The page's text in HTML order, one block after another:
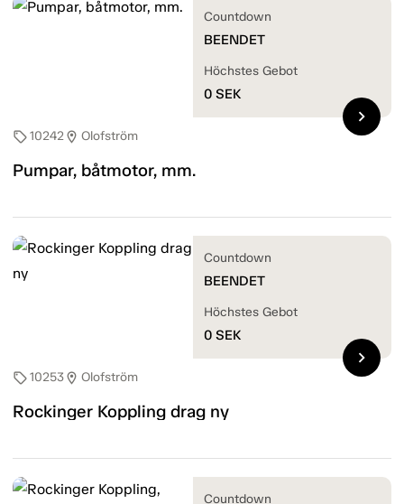
sell10242location_on Olofström
Pumpar, båtmotor, mm.
Countdown
BEENDET
Höchstes Gebot
0 SEK
chevron_right
sell10253location_on Olofström
Rockinger Koppling drag ny
Countdown
BEENDET
Höchstes Gebot
0 SEK
chevron_right
Countdown